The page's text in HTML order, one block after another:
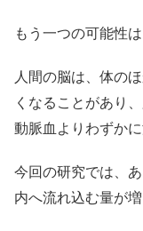
もう一つの可能性は
人間の脳は、体の
くなることがあり
動脈血よりわずか
今回の研究では、
内へ流れ込む量が